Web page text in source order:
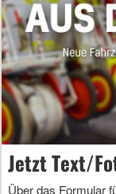
Jetzt Text/
Über das Formular